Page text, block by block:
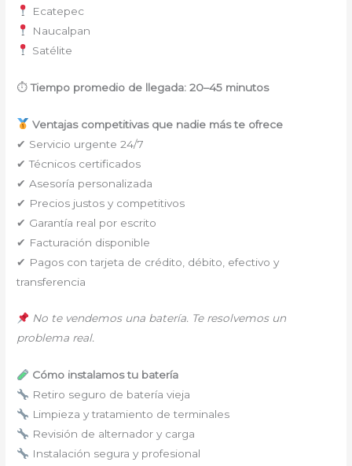
Ecatepec
Naucalpan
Satélite
⏱Tiempo promedio de llegada: 20–45 minutos
Ventajas competitivas que nadie más te ofrece
✔ Servicio urgente 24/7
✔ Técnicos certificados
✔ Asesoría personalizada
✔ Precios justos y competitivos
✔ Garantía real por escrito
✔ Facturación disponible
✔ Pagos con tarjeta de crédito, débito, efectivo y
transferencia
No te vendemos una batería. Te resolvemos un
problema real.
Cómo instalamos tu batería
Retiro seguro de batería vieja
Limpieza y tratamiento de terminales
Revisión de alternador y carga
Instalación segura y profesional